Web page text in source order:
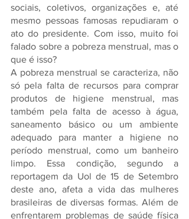
sociais, coletivos, organizações e, até
mesmo pessoas famosas repudiaram o
ato do presidente. Com isso, muito foi
falado sobre a pobreza menstrual, mas o
que é isso?
A pobreza menstrual se caracteriza, não
só pela falta de recursos para comprar
produtos de higiene menstrual, mas
também pela falta de acesso à água,
saneamento básico ou um ambiente
adequado para manter a higiene no
período menstrual, como um banheiro
limpo. Essa condição, segundo a
reportagem da Uol de 15 de Setembro
deste ano, afeta a vida das mulheres
brasileiras de diversas formas. Além de
enfrentarem problemas de saúde física